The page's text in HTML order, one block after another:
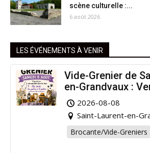
scène culturelle :...
6 août 2026
LES ÉVÉNEMENTS À VENIR
Vide-Grenier de
en-Grandvaux :
pour la bonne
2026-08-08
Saint-Laurent-en-
Brocante/Vide-Greniers